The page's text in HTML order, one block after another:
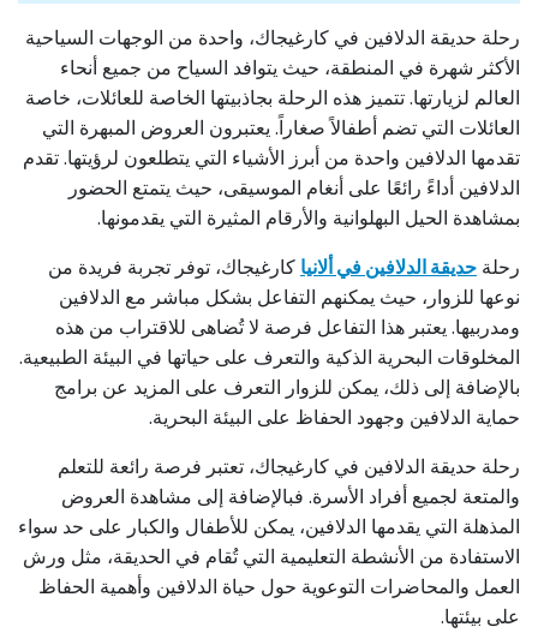
رحلة حديقة الدلافين في كارغيجاك، واحدة من الوجهات السياحية
الأكثر شهرة في المنطقة، حيث يتوافد السياح من جميع أنحاء
العالم لزيارتها. تتميز هذه الرحلة بجاذبيتها الخاصة للعائلات، خاصة
العائلات التي تضم أطفالاً صغاراً. يعتبرون العروض المبهرة التي
تقدمها الدلافين واحدة من أبرز الأشياء التي يتطلعون لرؤيتها. تقدم
الدلافين أداءً رائعًا على أنغام الموسيقى، حيث يتمتع الحضور
بمشاهدة الحيل البهلوانية والأرقام المثيرة التي يقدمونها.
رحلة حديقة الدلافين في ألانيا كارغيجاك، توفر تجربة فريدة من
نوعها للزوار، حيث يمكنهم التفاعل بشكل مباشر مع الدلافين
ومدربيها. يعتبر هذا التفاعل فرصة لا تُضاهى للاقتراب من هذه
المخلوقات البحرية الذكية والتعرف على حياتها في البيئة الطبيعية.
بالإضافة إلى ذلك، يمكن للزوار التعرف على المزيد عن برامج
حماية الدلافين وجهود الحفاظ على البيئة البحرية.
رحلة حديقة الدلافين في كارغيجاك، تعتبر فرصة رائعة للتعلم
والمتعة لجميع أفراد الأسرة. فبالإضافة إلى مشاهدة العروض
المذهلة التي يقدمها الدلافين، يمكن للأطفال والكبار على حد سواء
الاستفادة من الأنشطة التعليمية التي تُقام في الحديقة، مثل ورش
العمل والمحاضرات التوعوية حول حياة الدلافين وأهمية الحفاظ
على بيئتها.